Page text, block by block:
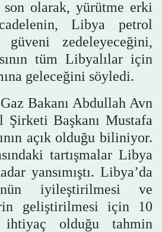
olarak, yürütme erki
Libya petrol
güveni zedeleyeceğini,
tüm Libyalılar için
geleceğini söyledi.
Bakanı Abdullah Avn
Başkanı Mustafa
açık olduğu biliniyor.
tartışmalar Libya
yansımıştı. Libya’da
iyileştirilmesi ve
geliştirilmesi için 10
olduğu tahmin